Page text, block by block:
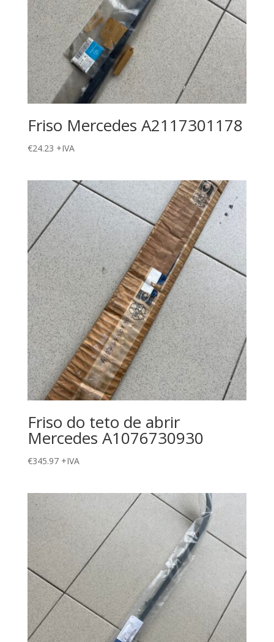
Friso Mercedes A2117301178
€24.23 +IVA
Friso do teto de abrir
Mercedes A1076730930
€345.97 +IVA